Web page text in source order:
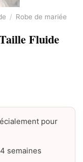
/ Robe de mariée
Fluide
pour
semaines